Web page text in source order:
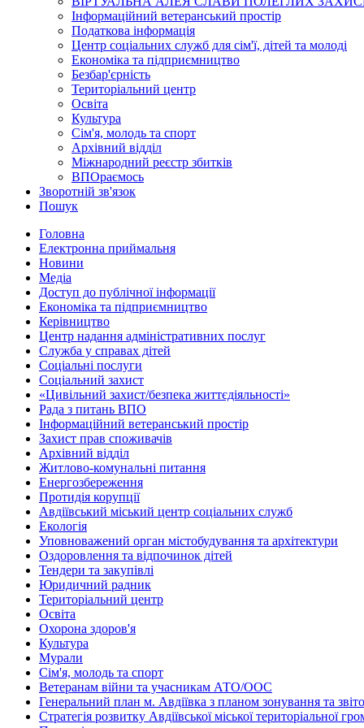
Інформаційний ветеранський простір
Податкова інформація
Центр соціальних служб для сім'ї, дітей та молоді
Економіка та підприємництво
Безбар'єрність
Територіальний центр
Освіта
Культура
Сім'я, молодь та спорт
Архівний відділ
Міжнародний реєстр збитків
ВПОраємось
Зворотній зв'язок
Пошук
Головна
Електронна приймальня
Новини
Медіа
Доступ до публічної інформації
Економіка та підприємництво
Керівництво
Центр надання адміністративних послуг
Служба у справах дітей
Соціальні послуги
Соціальний захист
«Цивільний захист/безпека життєдіяльності»
Рада з питань ВПО
Інформаційний ветеранський простір
Захист прав споживачів
Архівний відділ
Житлово-комунальні питання
Енергозбереження
Протидія корупції
Авдіївський міський центр соціальних служб
Екологія
Уповноважений орган містобудування та архітектури
Оздоровлення та відпочинок дітей
Тендери та закупівлі
Юридичний радник
Територіальний центр
Освіта
Охорона здоров'я
Культура
Мурали
Сім'я, молодь та спорт
Ветеранам війни та учасникам АТО/ООС
Генеральний план м. Авдіївка з планом зонування та
Стратегія розвитку Авдіївської міської територіальної